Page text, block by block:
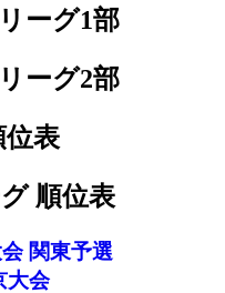
ーグ1部
ーグ2部
位表
順位表
関東予選
大会